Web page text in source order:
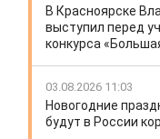
В Красноярске
выступил перед
конкурса
03.08.2026 11:03
Новогодние
будут в России